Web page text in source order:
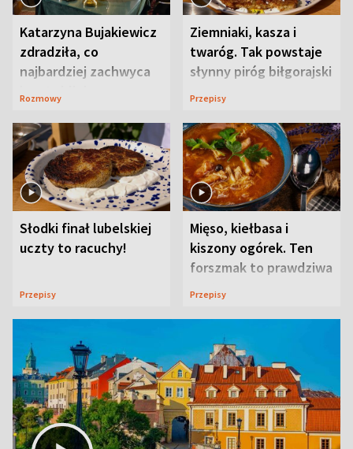
Katarzyna Bujakiewicz
zdradziła, co
najbardziej zachwyca
ją w Lublinie
Rozmowy
Ziemniaki, kasza i
twaróg. Tak powstaje
słynny piróg biłgorajski
Przepisy
Słodki finał lubelskiej
uczty to racuchy!
Przepisy
Mięso, kiełbasa i
kiszony ogórek. Ten
forszmak to prawdziwa
uczta
Przepisy